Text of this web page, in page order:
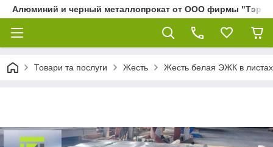
Алюминий и черный металлопрокат от ООО фирмы "Тэра"
Товари та послуги Жесть Жесть белая ЭЖК в